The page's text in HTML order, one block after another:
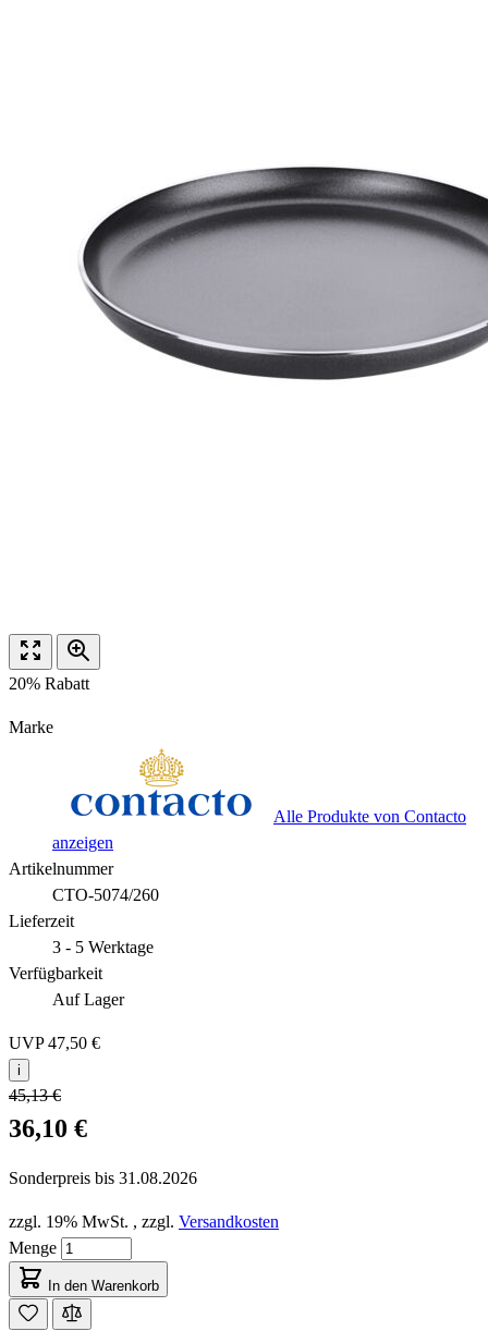
20% Rabatt
Marke
Alle Produkte von Contacto
anzeigen
Artikelnummer
CTO-5074/260
Lieferzeit
3 - 5 Werktage
Verfügbarkeit
Auf Lager
UVP47,50 €
i
45,13 €
36,10 €
Sonderpreis bis 31.08.2026
zzgl. 19% MwSt. , zzgl. Versandkosten
Menge
In den Warenkorb